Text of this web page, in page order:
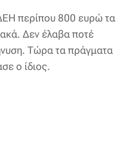
περίπου 800 ευρώ τα
Δεν έλαβα ποτέ
Τώρα τα πράγματα
ο ίδιος.